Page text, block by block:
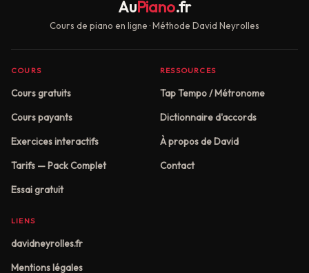
AuPiano.fr
Cours de piano en ligne · Méthode David Neyrolles
COURS
Cours gratuits
Cours payants
Exercices interactifs
Tarifs — Pack Complet
Essai gratuit
RESSOURCES
Tap Tempo / Métronome
Dictionnaire d'accords
À propos de David
Contact
LIENS
davidneyrolles.fr
Mentions légales